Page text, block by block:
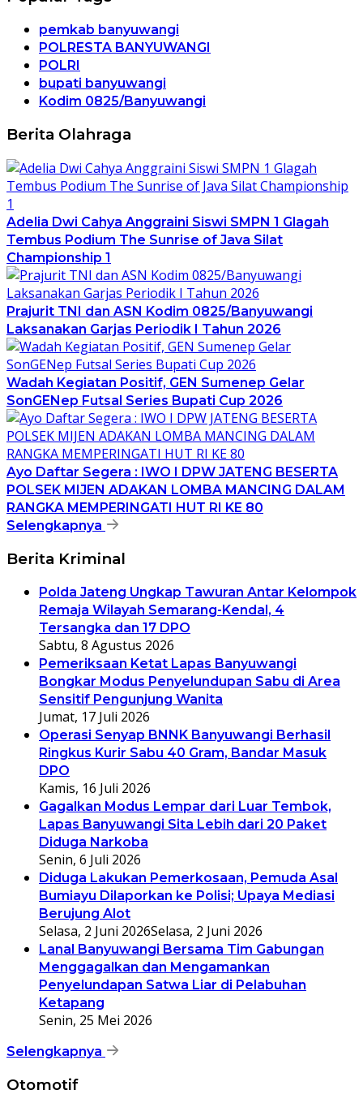
pemkab banyuwangi
POLRESTA BANYUWANGI
POLRI
bupati banyuwangi
Kodim 0825/Banyuwangi
Berita Olahraga
Adelia Dwi Cahya Anggraini Siswi SMPN 1 Glagah
Tembus Podium The Sunrise of Java Silat
Championship 1
Prajurit TNI dan ASN Kodim 0825/Banyuwangi
Laksanakan Garjas Periodik I Tahun 2026
Wadah Kegiatan Positif, GEN Sumenep Gelar
SonGENep Futsal Series Bupati Cup 2026
Ayo Daftar Segera : IWO I DPW JATENG BESERTA
POLSEK MIJEN ADAKAN LOMBA MANCING DALAM
RANGKA MEMPERINGATI HUT RI KE 80
Selengkapnya
Berita Kriminal
Polda Jateng Ungkap Tawuran Antar Kelompok
Remaja Wilayah Semarang-Kendal, 4
Tersangka dan 17 DPO
Sabtu, 8 Agustus 2026
Pemeriksaan Ketat Lapas Banyuwangi
Bongkar Modus Penyelundupan Sabu di Area
Sensitif Pengunjung Wanita
Jumat, 17 Juli 2026
Operasi Senyap BNNK Banyuwangi Berhasil
Ringkus Kurir Sabu 40 Gram, Bandar Masuk
DPO
Kamis, 16 Juli 2026
Gagalkan Modus Lempar dari Luar Tembok,
Lapas Banyuwangi Sita Lebih dari 20 Paket
Diduga Narkoba
Senin, 6 Juli 2026
Diduga Lakukan Pemerkosaan, Pemuda Asal
Bumiayu Dilaporkan ke Polisi; Upaya Mediasi
Berujung Alot
Selasa, 2 Juni 2026Selasa, 2 Juni 2026
Lanal Banyuwangi Bersama Tim Gabungan
Menggagalkan dan Mengamankan
Penyelundapan Satwa Liar di Pelabuhan
Ketapang
Senin, 25 Mei 2026
Selengkapnya
Otomotif